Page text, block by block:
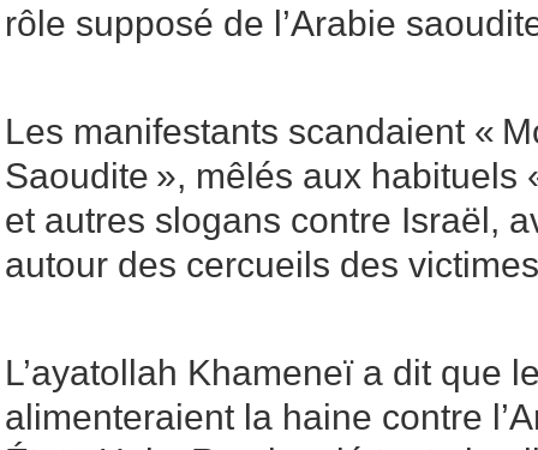
rôle supposé de l’Arabie
Les manifestants scandaient «
Saoudite », mêlés aux habituels
et autres slogans contre Israël,
autour des cercueils des
L’ayatollah Khameneï a dit que
alimenteraient la haine contre